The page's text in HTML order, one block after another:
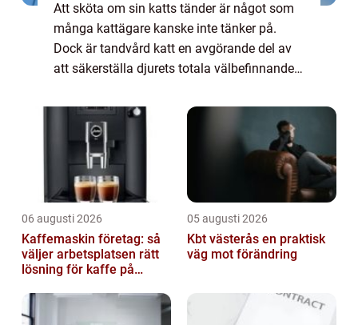
Att sköta om sin katts tänder är något som
många kattägare kanske inte tänker på.
Dock är tandvård katt en avgörande del av
att säkerställa djurets totala välbefinnande.
06 augusti 2026
Kaffemaskin företag: så
väljer arbetsplatsen rätt
lösning för kaffe på
05 augusti 2026
Kbt västerås en praktisk
väg mot förändring